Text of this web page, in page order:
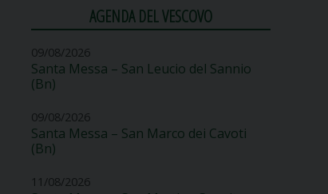
AGENDA DEL VESCOVO
09/08/2026
Santa Messa – San Leucio del Sannio
(Bn)
09/08/2026
Santa Messa – San Marco dei Cavoti
(Bn)
11/08/2026